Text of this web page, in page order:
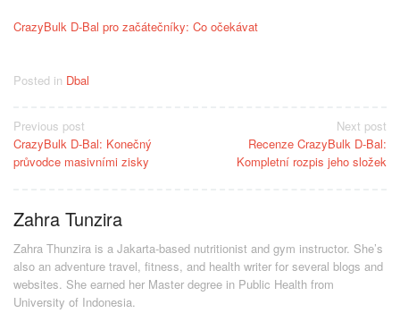
CrazyBulk D-Bal pro začátečníky: Co očekávat
Posted in Dbal
Post
navigation
Previous post
CrazyBulk D-Bal: Konečný
průvodce masivními zisky
Next post
Recenze CrazyBulk D-Bal:
Kompletní rozpis jeho složek
Zahra Tunzira
Zahra Thunzira is a Jakarta-based nutritionist and gym instructor. She’s
also an adventure travel, fitness, and health writer for several blogs and
websites. She earned her Master degree in Public Health from
University of Indonesia.